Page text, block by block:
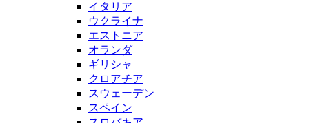
イタリア
ウクライナ
エストニア
オランダ
ギリシャ
クロアチア
スウェーデン
スペイン